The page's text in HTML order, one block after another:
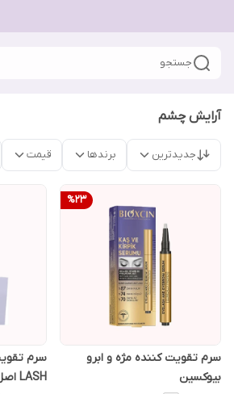
جستجو
آرایش چشم
جدیدترین برندها قیمت
%23
سرم تقویت کننده مژه و ابرو
بیوکسین
LASH اصل سوئیس